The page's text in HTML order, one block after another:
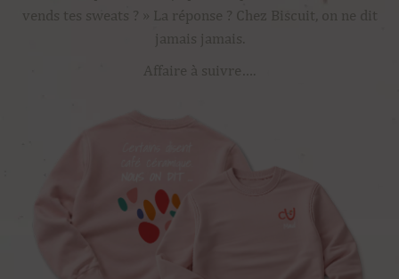
vends tes sweats ? » La réponse ? Chez Biscuit, on ne dit
jamais jamais.
Affaire à suivre….